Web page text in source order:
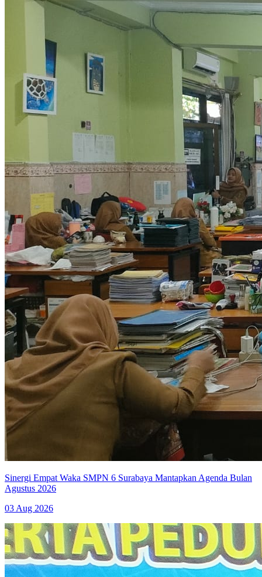
Sinergi Empat Waka SMPN 6 Surabaya Mantapkan Agenda Bulan
Agustus 2026
03 Aug 2026